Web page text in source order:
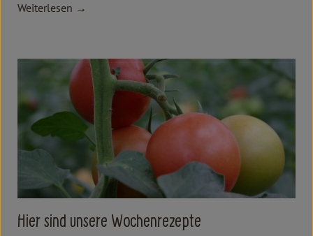
Weiterlesen →
Hier sind unsere Wochenrezepte